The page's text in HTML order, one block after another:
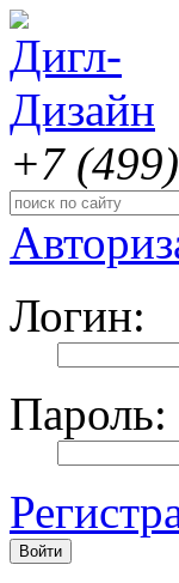
+7 (499)
Логин:
Пароль: